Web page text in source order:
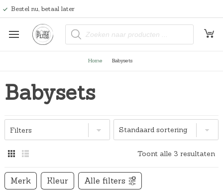
Bestel nu, betaal later
P
o
z
o
e
Home Babysets
Babysets
Filters
Toont alle 3 resultaten
Merk Kleur Alle filters